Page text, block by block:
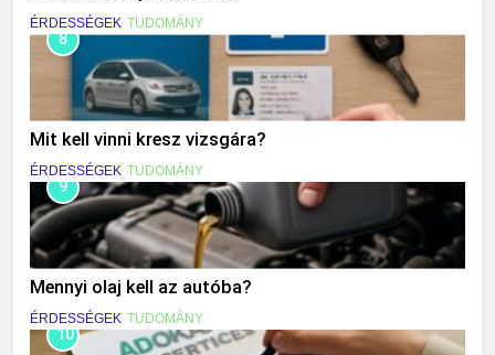
ÉRDESSÉGEK TUDOMÁNY
8
Mit kell vinni kresz vizsgára?
ÉRDESSÉGEK TUDOMÁNY
9
Mennyi olaj kell az autóba?
ÉRDESSÉGEK TUDOMÁNY
10